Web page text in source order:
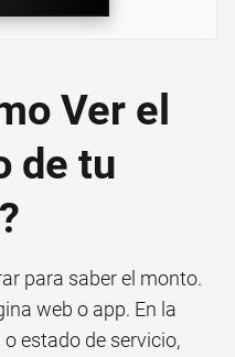
Ver el
de tu
para saber el monto.
web o app. En la
estado de servicio,